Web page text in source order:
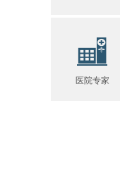
医院专家